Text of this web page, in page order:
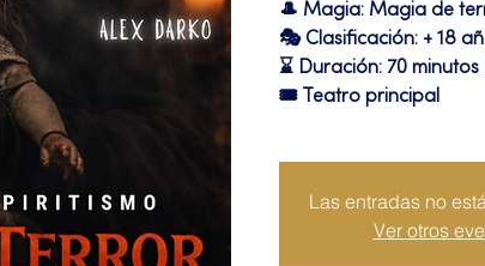
🎩 Magia: Magia de
🎭 Clasificación: + 18
⌛ Duración: 70 minutos
🎟 Teatro principal
Las entradas no
Ver otros